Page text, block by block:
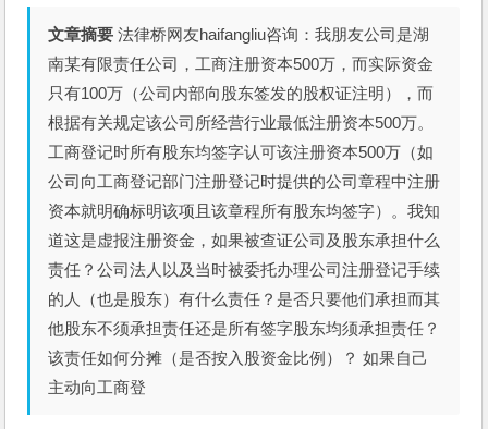
文章摘要 法律桥网友haifangliu咨询：我朋友公司是湖
南某有限责任公司，工商注册资本500万，而实际资金
只有100万（公司内部向股东签发的股权证注明），而
根据有关规定该公司所经营行业最低注册资本500万。
工商登记时所有股东均签字认可该注册资本500万（如
公司向工商登记部门注册登记时提供的公司章程中注册
资本就明确标明该项且该章程所有股东均签字）。我知
道这是虚报注册资金，如果被查证公司及股东承担什么
责任？公司法人以及当时被委托办理公司注册登记手续
的人（也是股东）有什么责任？是否只要他们承担而其
他股东不须承担责任还是所有签字股东均须承担责任？
该责任如何分摊（是否按入股资金比例）？ 如果自己
主动向工商登